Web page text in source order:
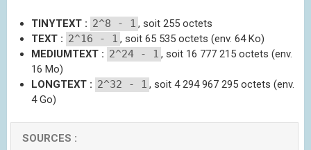
TINYTEXT : 2^8 - 1 , soit 255 octets
TEXT : 2^16 - 1 , soit 65 535 octets (env. 64 Ko)
MEDIUMTEXT : 2^24 - 1 , soit 16 777 215 octets (env.
16 Mo)
LONGTEXT : 2^32 - 1 , soit 4 294 967 295 octets (env.
4 Go)